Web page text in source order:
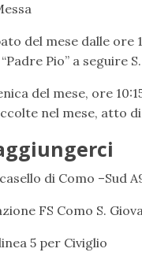
del mese dalle
Pio” a seguire
del mese, ore
nel mese, atto
di Como –Sud
FS Como S.
5 per Civiglio